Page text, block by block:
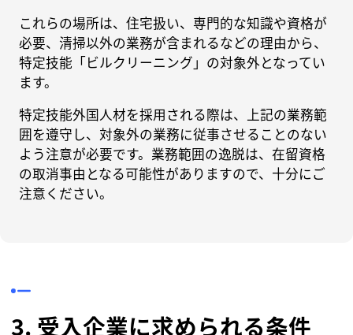
これらの場所は、住宅扱い、専門的な知識や資格が
必要、清掃以外の業務が含まれるなどの理由から、
特定技能「ビルクリーニング」の対象外となってい
ます。
特定技能外国人材を採用される際は、上記の業務範
囲を遵守し、対象外の業務に従事させることのない
よう注意が必要です。業務範囲の逸脱は、在留資格
の取消事由となる可能性がありますので、十分にご
注意ください。
3. 受入企業に求められる条件